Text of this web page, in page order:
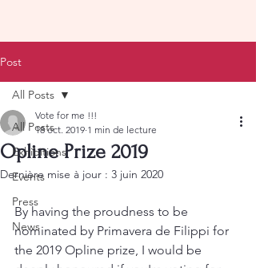
Post
All Posts
Exhibitions
Events
Press
News
All Posts
Opline Prize 2019
Vote for me !!!
18 oct. 2019 1 min de lecture
Dernière mise à jour : 3 juin 2020
By having the proudness to be
nominated by Primavera de Filippi for
the 2019 Opline prize, I would be